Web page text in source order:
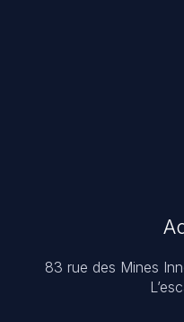
83 rue des Mines